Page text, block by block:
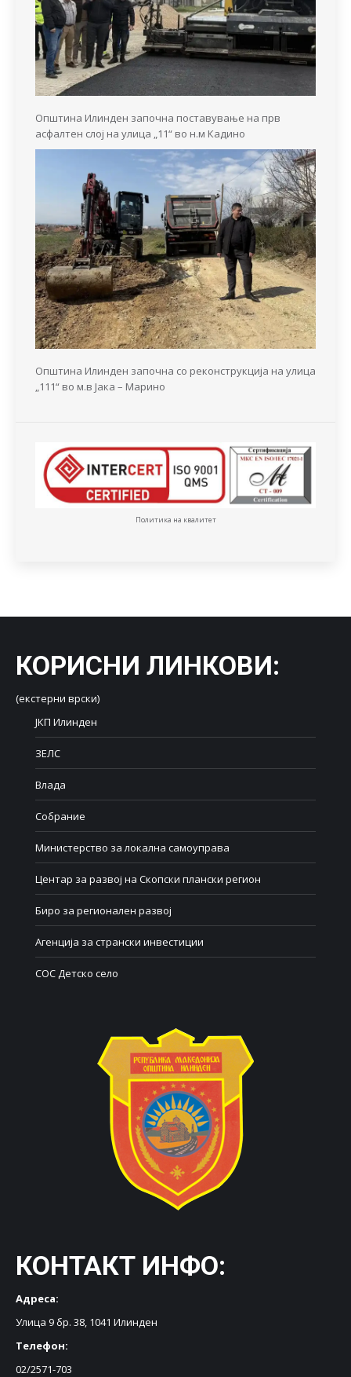
Општина Илинден започна поставување на прв
асфалтен слој на улица „11“ во н.м Кадино
Општина Илинден започна со реконструкција на улица
„111“ во м.в Јака – Марино
Политика на квалитет
КОРИСНИ ЛИНКОВИ:
(екстерни врски)
ЈКП Илинден
ЗЕЛС
Влада
Собрание
Министерство за локална самоуправа
Центар за развој на Скопски плански регион
Биро за регионален развој
Агенција за странски инвестиции
СОС Детско село
КОНТАКТ ИНФО:
Адреса:
Улица 9 бр. 38, 1041 Илинден
Телефон:
02/2571-703